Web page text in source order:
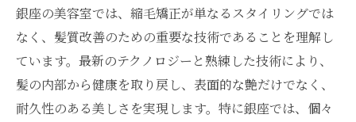
銀座の美容室では、縮毛矯正が単なるスタイリングでは
なく、髪質改善のための重要な技術であることを理解し
ています。最新のテクノロジーと熟練した技術により、
髪の内部から健康を取り戻し、表面的な艶だけでなく、
耐久性のある美しさを実現します。特に銀座では、個々